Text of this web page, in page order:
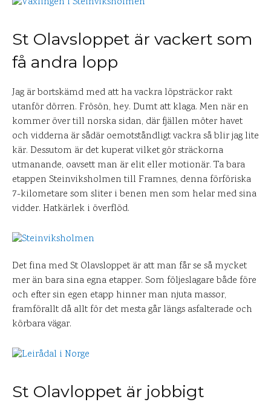
St Olavsloppet är vackert som
få andra lopp
Jag är bortskämd med att ha vackra löpsträckor rakt
utanför dörren. Frösön, hey. Dumt att klaga. Men när en
kommer över till norska sidan, där fjällen möter havet
och vidderna är sådär oemotståndligt vackra så blir jag lite
kär. Dessutom är det kuperat vilket gör sträckorna
utmanande, oavsett man är elit eller motionär. Ta bara
etappen Steinviksholmen till Framnes, denna förföriska
7-kilometare som sliter i benen men som helar med sina
vidder. Hatkärlek i överflöd.
Det fina med St Olavsloppet är att man får se så mycket
mer än bara sina egna etapper. Som följeslagare både före
och efter sin egen etapp hinner man njuta massor,
framförallt då allt för det mesta går längs asfalterade och
körbara vägar.
St Olavloppet är jobbigt